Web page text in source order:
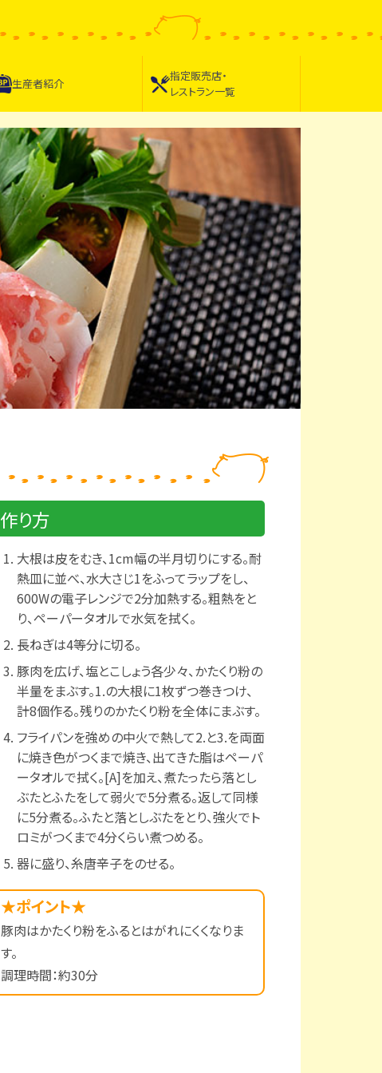
生産者紹介
指定販売店・
レストラン一覧
作り方
大根は皮をむき、1cm幅の半月切りにする。耐
熱皿に並べ、水大さじ1をふってラップをし、
600Wの電子レンジで2分加熱する。粗熱をと
り、ペーパータオルで水気を拭く。
長ねぎは4等分に切る。
豚肉を広げ、塩とこしょう各少々、かたくり粉の
半量をまぶす。1.の大根に1枚ずつ巻きつけ、
計8個作る。残りのかたくり粉を全体にまぶす。
フライパンを強めの中火で熱して2.と3.を両面
に焼き色がつくまで焼き、出てきた脂はペーパ
ータオルで拭く。[A]を加え、煮たったら落とし
ぶたとふたをして弱火で5分煮る。返して同様
に5分煮る。ふたと落としぶたをとり、強火でト
ロミがつくまで4分くらい煮つめる。
器に盛り、糸唐辛子をのせる。
★ポイント★
豚肉はかたくり粉をふるとはがれにくくなりま
す。
調理時間：約30分